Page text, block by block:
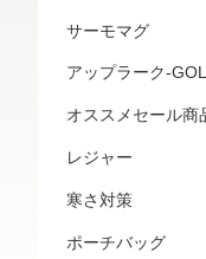
サーモマグ
アップラーク-
オススメセール商
レジャー
寒さ対策
ポーチバッグ